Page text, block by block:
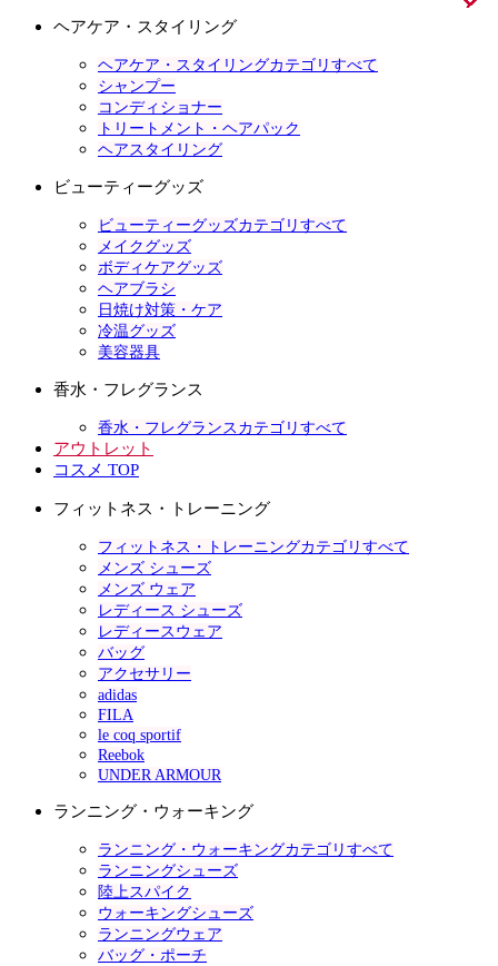
ヘアケア・スタイリング
ヘアケア・スタイリングカテゴリすべて
シャンプー
コンディショナー
トリートメント・ヘアパック
ヘアスタイリング
ビューティーグッズ
ビューティーグッズカテゴリすべて
メイクグッズ
ボディケアグッズ
ヘアブラシ
日焼け対策・ケア
冷温グッズ
美容器具
香水・フレグランス
香水・フレグランスカテゴリすべて
アウトレット
コスメ TOP
フィットネス・トレーニング
フィットネス・トレーニングカテゴリすべて
メンズ シューズ
メンズ ウェア
レディース シューズ
レディースウェア
バッグ
アクセサリー
adidas
FILA
le coq sportif
Reebok
UNDER ARMOUR
ランニング・ウォーキング
ランニング・ウォーキングカテゴリすべて
ランニングシューズ
陸上スパイク
ウォーキングシューズ
ランニングウェア
バッグ・ポーチ